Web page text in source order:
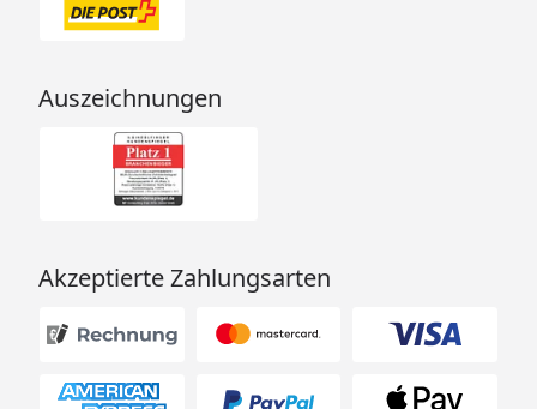
Auszeichnungen
Akzeptierte Zahlungsarten